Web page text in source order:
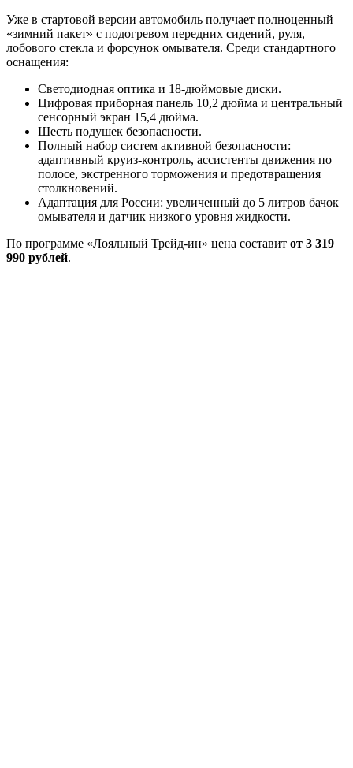
Уже в стартовой версии автомобиль получает полноценный
«зимний пакет» с подогревом передних сидений, руля,
лобового стекла и форсунок омывателя. Среди стандартного
оснащения:
Светодиодная оптика и 18-дюймовые диски.
Цифровая приборная панель 10,2 дюйма и центральный
сенсорный экран 15,4 дюйма.
Шесть подушек безопасности.
Полный набор систем активной безопасности:
адаптивный круиз-контроль, ассистенты движения по
полосе, экстренного торможения и предотвращения
столкновений.
Адаптация для России: увеличенный до 5 литров бачок
омывателя и датчик низкого уровня жидкости.
По программе «Лояльный Трейд-ин» цена составит от 3 319
990 рублей.